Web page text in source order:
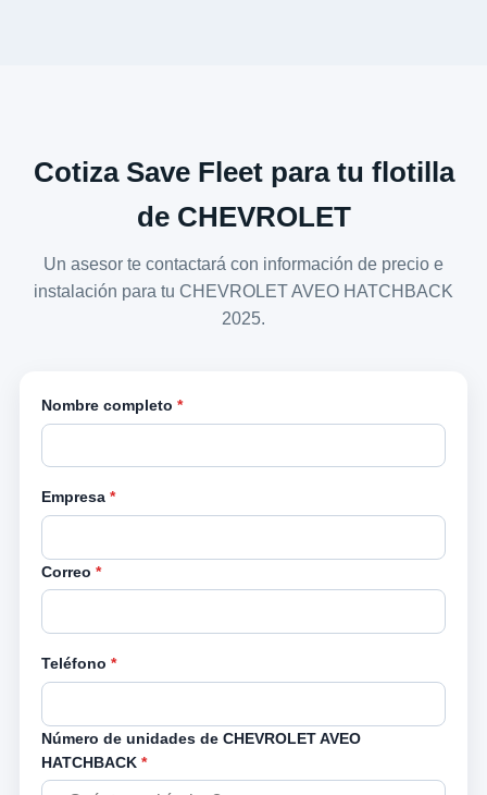
Cotiza Save Fleet para tu flotilla
de CHEVROLET
Un asesor te contactará con información de precio e
instalación para tu CHEVROLET AVEO HATCHBACK
2025.
Nombre completo *
Empresa *
Correo *
Teléfono *
Número de unidades de CHEVROLET AVEO
HATCHBACK *